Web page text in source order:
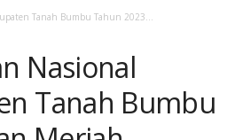
Tanah Bumbu Tahun 2023...
Nasional
Tanah Bumbu